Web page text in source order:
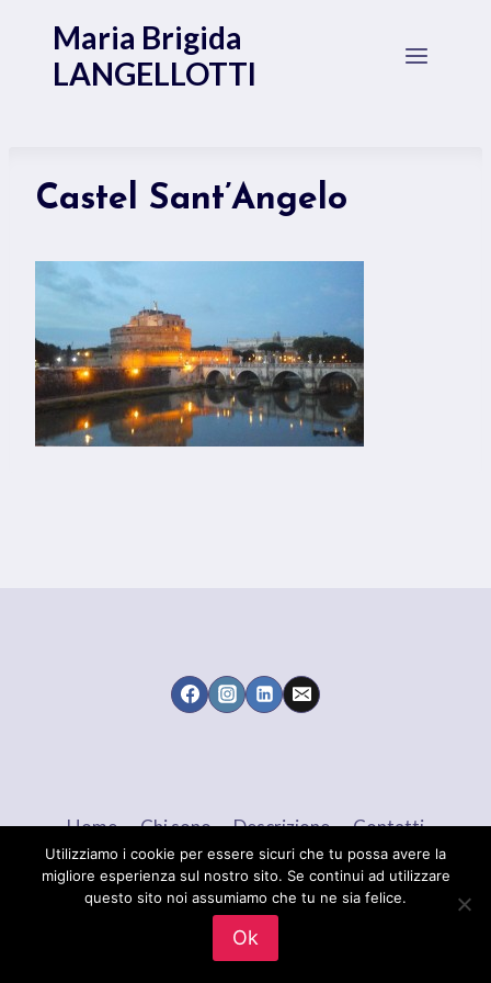
contenuto
Maria Brigida
LANGELLOTTI
Castel Sant’Angelo
Home Chi sono Descrizione Contatti
© 2026 Maria Brigida LANGELLOTTI - Tema
WordPress diKadence WP
Utilizziamo i cookie per essere sicuri che tu possa avere la
migliore esperienza sul nostro sito. Se continui ad utilizzare
questo sito noi assumiamo che tu ne sia felice.
Ok